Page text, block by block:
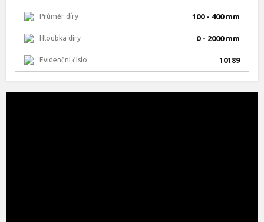
Průměr díry 100 - 400 mm
Hloubka díry 0 - 2000 mm
Evidenční číslo 10189